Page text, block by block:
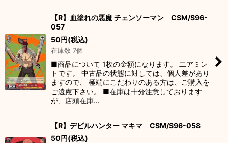
【R】血塗れの悪魔 チェンソーマン CSM/S96-
057
50円(税込)
在庫数 7個
■商品について 1枚の金額になります。 二アミン
トです。 中古品の状態に対しては、個人差があり
ますので、 極端にこだわりのある方は、ご購入を
ご遠慮下さい。 ■在庫は十分注意しております
が、店頭在庫…
【R】デビルハンター マキマ CSM/S96-058
50円(税込)